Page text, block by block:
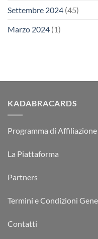
Settembre 2024 (45)
Marzo 2024 (1)
KADABRACARDS
Programma di Affiliazione
La Piattaforma
Partners
Termini e Condizioni
Contatti